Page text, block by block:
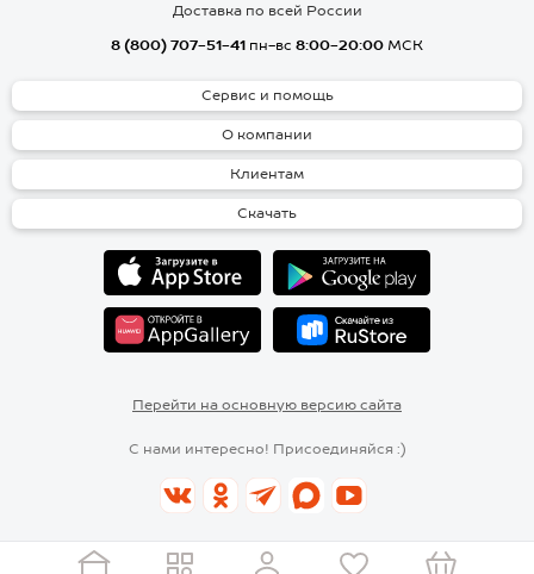
Доставка по всей России
8 (800) 707-51-41 пн-вс 8:00-20:00 МСК
Сервис и помощь
О компании
Клиентам
Скачать
Перейти на основную версию сайта
С нами интересно! Присоединяйся :)